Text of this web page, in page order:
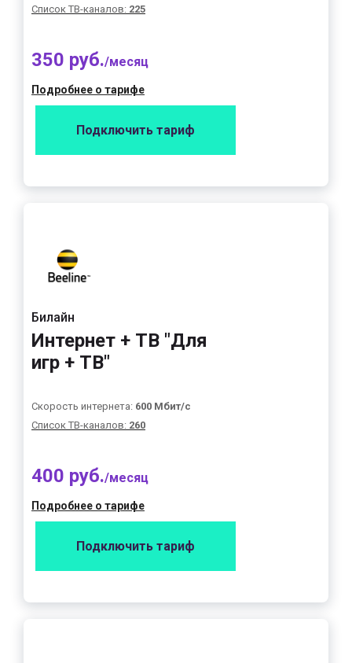
Список ТВ-каналов: 225
350 руб./месяц
Подробнее о тарифе
Подключить тариф
Билайн
Интернет + ТВ "Для
игр + ТВ"
Скорость интернета: 600 Мбит/с
Список ТВ-каналов: 260
400 руб./месяц
Подробнее о тарифе
Подключить тариф